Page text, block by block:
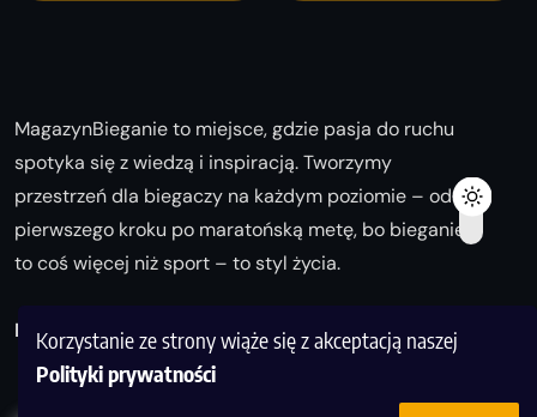
Korzystanie ze strony wiąże się z akceptacją naszej
Polityki prywatności
MagazynBieganie to miejsce, gdzie pasja do ruchu
spotyka się z wiedzą i inspiracją. Tworzymy
przestrzeń dla biegaczy na każdym poziomie – od
pierwszego kroku po maratońską metę, bo bieganie
to coś więcej niż sport – to styl życia.
Biegaj z nami i odkrywaj swoją najlepszą wersję!